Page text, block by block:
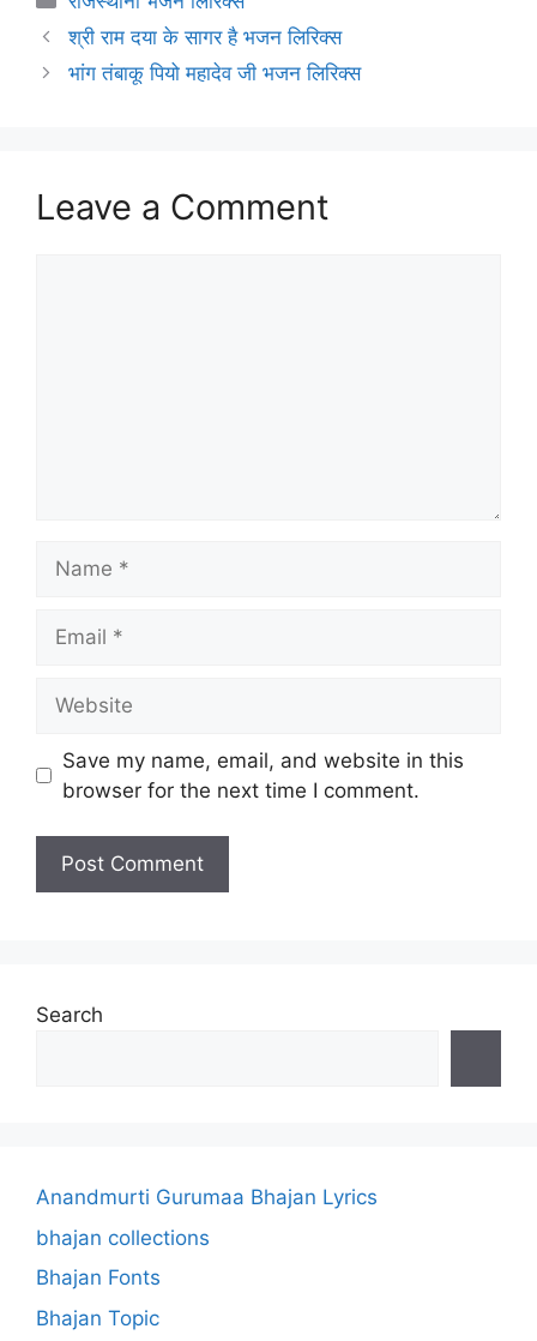
श्री राम दया के सागर है भजन लिरिक्स
भांग तंबाकू पियो महादेव जी भजन लिरिक्स
Leave a Comment
Save my name, email, and website in this
browser for the next time I comment.
Search
Anandmurti Gurumaa Bhajan Lyrics
bhajan collections
Bhajan Fonts
Bhajan Topic